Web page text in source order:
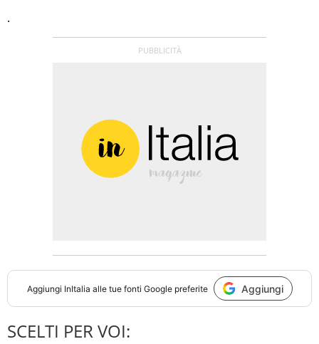
.
Aggiungi InItalia alle tue fonti Google preferite Aggiungi
SCELTI PER VOI: